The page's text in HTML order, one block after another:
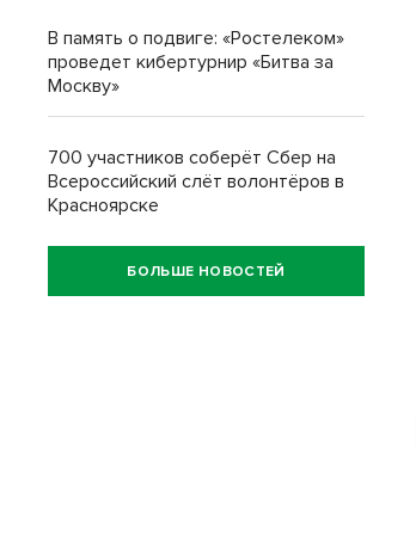
В память о подвиге: «Ростелеком»
проведет кибертурнир «Битва за
Москву»
700 участников соберёт Сбер на
Всероссийский слёт волонтёров в
Красноярске
БОЛЬШЕ НОВОСТЕЙ